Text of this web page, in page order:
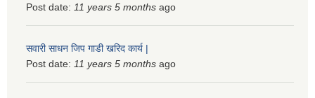
Post date: 11 years 5 months ago
सवारी साधन जिप गाडी खरिद कार्य |
Post date: 11 years 5 months ago